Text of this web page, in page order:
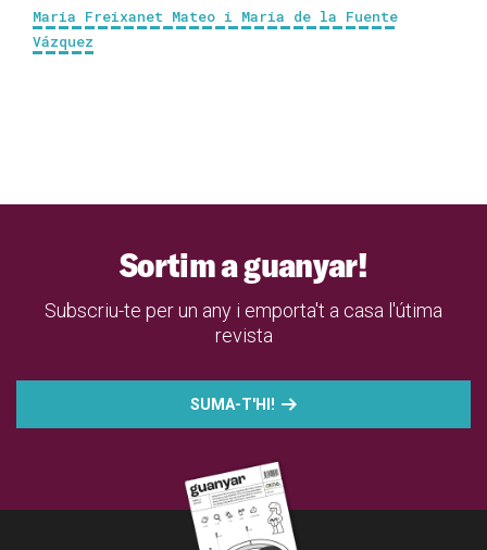
Maria Freixanet Mateo i Maria de la Fuente
Vázquez
Sortim a guanyar!
Subscriu-te per un any i emporta't a casa l'útima
revista
SUMA-T'HI!